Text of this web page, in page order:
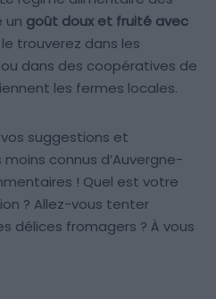
un goût doux et fruité avec
le trouverez dans les
dans des coopératives de
les fermes locales.
suggestions et
connus d’Auvergne-
! Quel est votre
? Allez-vous tenter
délices fromagers ? À vous